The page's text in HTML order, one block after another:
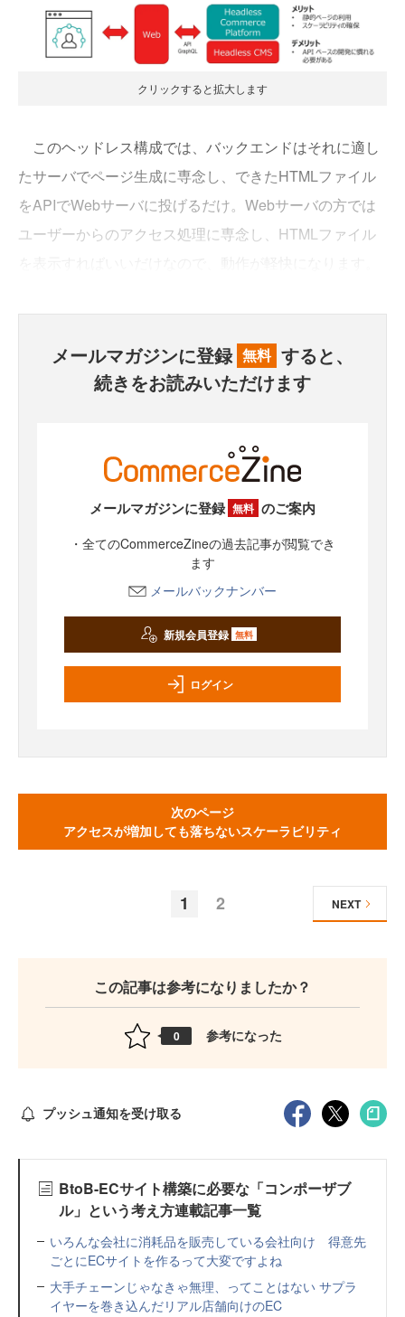
クリックすると拡大します
このヘッドレス構成では、バックエンドはそれに適し
たサーバでページ生成に専念し、できたHTMLファイル
をAPIでWebサーバに投げるだけ。Webサーバの方では
ユーザーからのアクセス処理に専念し、HTMLファイル
メールマガジンに登録 無料 すると、
続きをお読みいただけます
メールマガジンに登録 無料 のご案内
・全てのCommerceZineの過去記事が閲覧でき
ます
メールバックナンバー
新規会員登録 無料
ログイン
次のページ
アクセスが増加しても落ちないスケーラビリティ
1 2 NEXT
この記事は参考になりましたか？
0 参考になった
プッシュ通知を受け取る
BtoB-ECサイト構築に必要な「コンポーザブ
ル」という考え方連載記事一覧
いろんな会社に消耗品を販売している会社向け 得意先
ごとにECサイトを作るって大変ですよね
大手チェーンじゃなきゃ無理、ってことはない サプラ
イヤーを巻き込んだリアル店舗向けのEC